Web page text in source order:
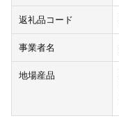
返礼品コード
事業者名
地場産品